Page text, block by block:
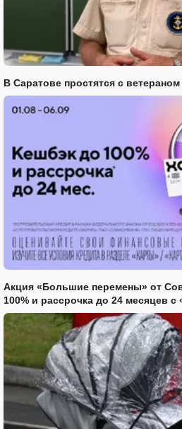
В Саратове простятся с
Акция «Большие перемены» от
100% и рассрочка до 24 месяцев с